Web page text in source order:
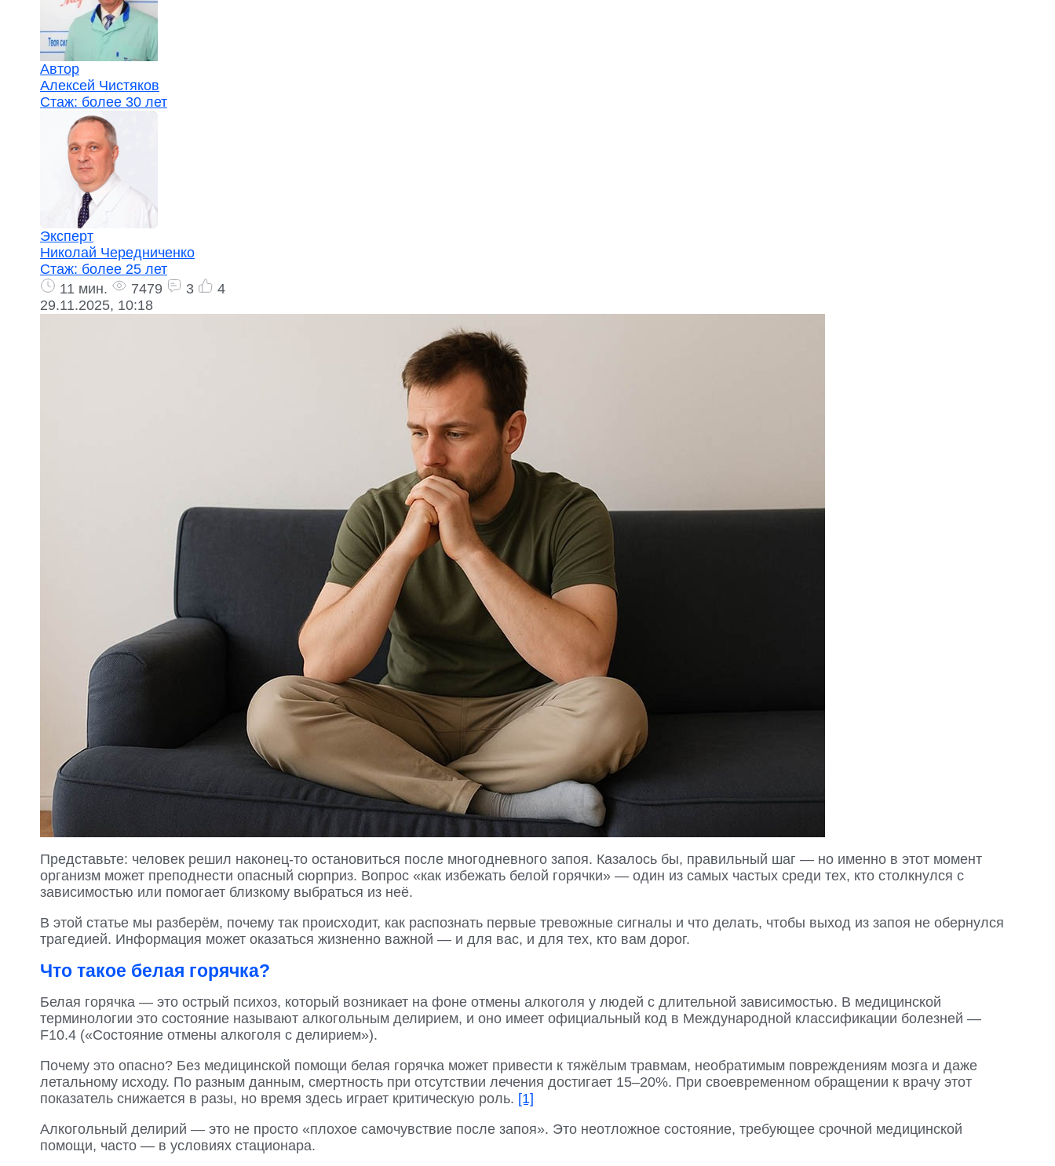
Автор
Алексей Чистяков
Стаж: более 30 лет
Эксперт
Николай Чередниченко
Стаж: более 25 лет
11 мин.
7479 3
4
29.11.2025, 10:18
Представьте: человек решил наконец-то остановиться после многодневного запоя. Казалось бы, правильный шаг — но именно в этот момент
организм может преподнести опасный сюрприз. Вопрос «как избежать белой горячки» — один из самых частых среди тех, кто столкнулся с
зависимостью или помогает близкому выбраться из неё.
В этой статье мы разберём, почему так происходит, как распознать первые тревожные сигналы и что делать, чтобы выход из запоя не обернулся
трагедией. Информация может оказаться жизненно важной — и для вас, и для тех, кто вам дорог.
Что такое белая горячка?
Белая горячка — это острый психоз, который возникает на фоне отмены алкоголя у людей с длительной зависимостью. В медицинской
терминологии это состояние называют алкогольным делирием, и оно имеет официальный код в Международной классификации болезней —
F10.4 («Состояние отмены алкоголя с делирием»).
Почему это опасно? Без медицинской помощи белая горячка может привести к тяжёлым травмам, необратимым повреждениям мозга и даже
летальному исходу. По разным данным, смертность при отсутствии лечения достигает 15–20%. При своевременном обращении к врачу этот
показатель снижается в разы, но время здесь играет критическую роль. [1]
Алкогольный делирий — это не просто «плохое самочувствие после запоя». Это неотложное состояние, требующее срочной медицинской
помощи, часто — в условиях стационара.